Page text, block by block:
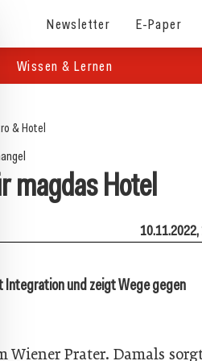
Newsletter E-Paper
Wissen & Lernen
& Hotel
magdas Hotel
10.11.2022,
Integration und zeigt Wege gegen
Wiener Prater. Damals